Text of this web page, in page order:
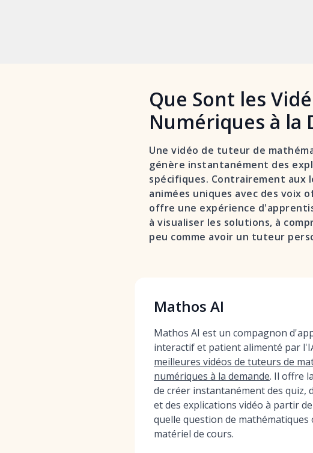
Que Sont les
Numériques à la
Une vidéo de tuteur de
génère instantanément des
spécifiques. Contrairement aux
animées uniques avec des
offre une expérience
à visualiser les solutions, à
peu comme avoir un tuteur
Mathos AI
Mathos AI est un compagnon
interactif et patient alimenté par
meilleures vidéos de tuteurs de
numériques à la demande. Il offre
de créer instantanément des quiz,
et des explications vidéo à partir
quelle question de mathématiques
matériel de cours.